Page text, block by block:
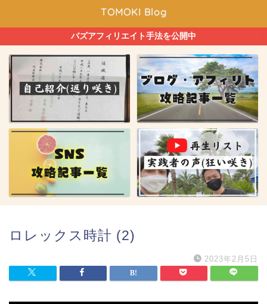
TOMOKI Blog
バズアフィリエイト手法を公開中
ロレックス時計 (2)
2023年2月5日